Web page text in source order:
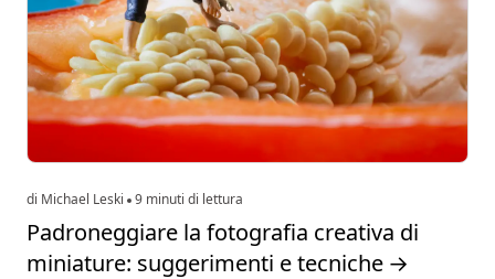
di Michael Leski 9 minuti di lettura
Padroneggiare la fotografia creativa di
miniature: suggerimenti e tecniche →